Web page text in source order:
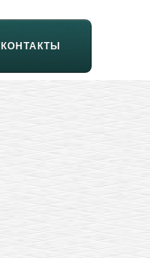
КОНТАКТЫ